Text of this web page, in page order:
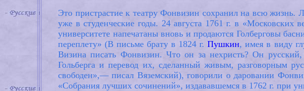
Это пристрастие к театру Фонвизин сохранил на всю жизнь.
уже в студенческие годы. 24 августа 1761 г. в «Московских
университете напечатаны вновь и продаются Голберговы
переплету» (В письме брату в 1824 г.Пушкин, имея в виду
Визина писать Фонвизин. Что он за нехристь? Он русский,
Гольберга и перевод их, сделанный живым, разговорным
свободен»,— писал Вяземский), говорили о даровании
«Собрания лучших сочинений», издававшемся в 1762 г. при